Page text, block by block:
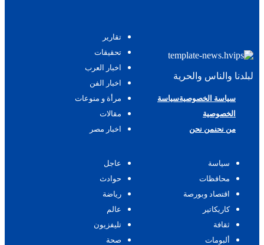
لبلدنا والناس والحرية
سياسة الخصوصيةسياسة
الخصوصية
من نحنمن نحن
تقارير
تحقيقات
اخبار العرب
اخبار الفن
مرأة و منوعات
مقالات
اخبار مصر
سياسة
محافظات
اقتصاد وبورصة
كاريكاتير
ثقافة
ألبومات
عاجل
حوادث
رياضة
عالم
تليفزيون
صحة